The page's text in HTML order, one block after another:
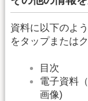
資料に以下のよ
をタップまたは
目次
電子資料
画像)